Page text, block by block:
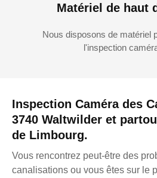
Inspection Caméra des
3740 Waltwilder et
de Limbourg.
Vous rencontrez peut-être des
canalisations ou vous êtes sur le
Matériel de haut
Nous disposons de matériel
l'inspection